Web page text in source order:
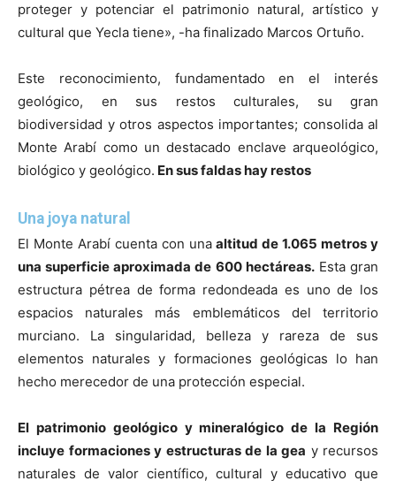
proteger y potenciar el patrimonio natural, artístico y
cultural que Yecla tiene», -ha finalizado Marcos Ortuño.
Este reconocimiento, fundamentado en el interés
geológico, en sus restos culturales, su gran
biodiversidad y otros aspectos importantes; consolida al
Monte Arabí como un destacado enclave arqueológico,
biológico y geológico. En sus faldas hay restos
Una joya natural
El Monte Arabí cuenta con una altitud de 1.065 metros y
una superficie aproximada de 600 hectáreas.Esta gran
estructura pétrea de forma redondeada es uno de los
espacios naturales más emblemáticos del territorio
murciano. La singularidad, belleza y rareza de sus
elementos naturales y formaciones geológicas lo han
hecho merecedor de una protección especial.
El patrimonio geológico y mineralógico de la Región
incluye formaciones y estructuras de la gea y recursos
naturales de valor científico, cultural y educativo que